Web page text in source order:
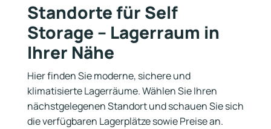
Standorte für Self
Storage – Lagerraum in
Ihrer Nähe
Hier finden Sie moderne, sichere und
klimatisierte Lagerräume. Wählen Sie Ihren
nächstgelegenen Standort und schauen Sie sich
die verfügbaren Lagerplätze sowie Preise an.